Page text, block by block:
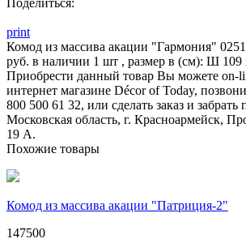
print
Комод из массива акации "Гармония"
руб. в наличии 1 шт , размер в (см): Ш 109
Приобрести данный товар Вы можете on-
интернет магазине Décor of Today,
800 500 61 32, или сделать заказ и забрать
Московская область, г. Красноармейск,
19 А.
Похожие товары
Комод из массива акации "Патриция-2"
147500